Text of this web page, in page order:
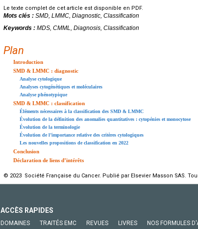
Le texte complet de cet article est disponible en PDF.
Mots clés : SMD, LMMC, Diagnostic, Classification
Keywords : MDS, CMML, Diagnosis, Classification
Plan
Introduction
SMD & LMMC : diagnostic
Analyse cytologique
Analyses cytogénétiques et moléculaires
Analyse phénotypique
SMD & LMMC : classification
Éléments nécessaires à la classification des SMD & LMMC
Évolution de la définition des anomalies quantitatives : cytopénies et monocytose
Évolution de la terminologie
Évolution de l’importance relative des critères cytologiques
Les nouvelles propositions de classification en 2022
Conclusion
Déclaration de liens d’intérêts
© 2023 Société Française du Cancer. Publié par Elsevier Masson SAS.
ACCÈS RAPIDES
DOMAINES TRAITÉS EMC REVUES LIVRES NOS FORMULES